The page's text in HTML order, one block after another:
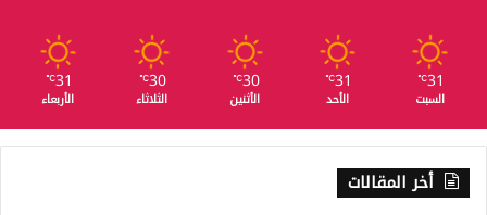
31
℃
السبت
31
℃
الأحد
30
℃
الأثنين
30
℃
الثلاثاء
31
℃
الأربعاء
أخر المقالات